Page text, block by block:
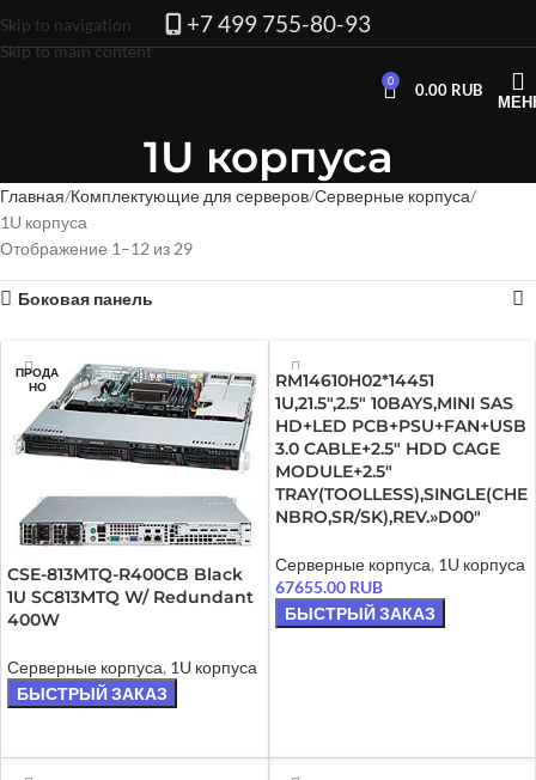
Skip to navigation
Skip to main content
+7 499 755-80-93
0 0.00 RUB
1U корпуса
Главная Комплектующие для серверов Серверные корпуса
1U корпуса
Отображение 1–12 из 29
Боковая панель
ПРОДА
НО
CSE-813MTQ-R400CB Black
1U SC813MTQ W/ Redundant
400W
Серверные корпуса, 1U корпуса
БЫСТРЫЙ ЗАКАЗ
RM14610H02*14451
1U,21.5″,2.5″ 10BAYS,MINI SAS
HD+LED PCB+PSU+FAN+USB
3.0 CABLE+2.5″ HDD CAGE
MODULE+2.5″
TRAY(TOOLLESS),SINGLE(CHE
NBRO,SR/SK),REV.»D00″
Серверные корпуса, 1U корпуса
67655.00 RUB
БЫСТРЫЙ ЗАКАЗ